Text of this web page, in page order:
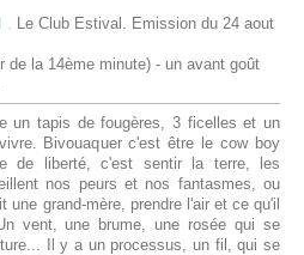
.
Le Club Estival. Emission du 24 aout
de la 14ème minute) - un avant goût
un tapis de fougères, 3 ficelles et un
Bivouaquer c'est être le cow boy
de liberté, c'est sentir la terre, les
nos peurs et nos fantasmes, ou
une grand-mère, prendre l'air et ce qu'il
vent, une brume, une rosée qui se
Il y a un processus, un fil, qui se